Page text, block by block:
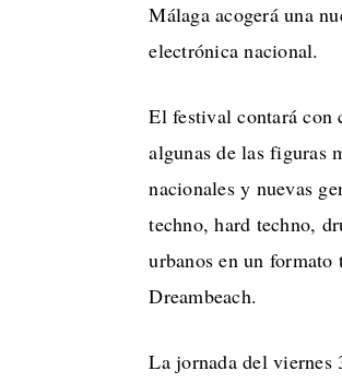
Málaga acogerá una
electrónica nacional.
El festival contará con
algunas de las figuras
nacionales y nuevas
techno, hard techno,
urbanos en un
Dreambeach.
La jornada del viernes